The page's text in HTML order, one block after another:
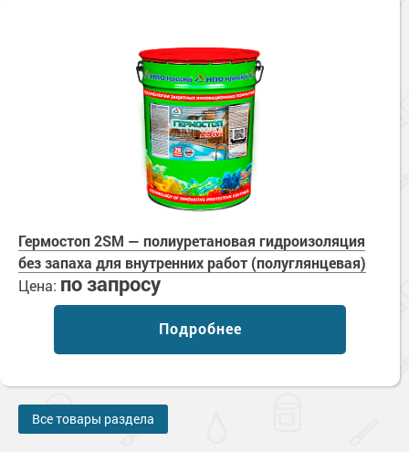
Гермостоп 2SM — полиуретановая гидроизоляция
без запаха для внутренних работ (полуглянцевая)
Цена: по запросу
Подробнее
Все товары раздела